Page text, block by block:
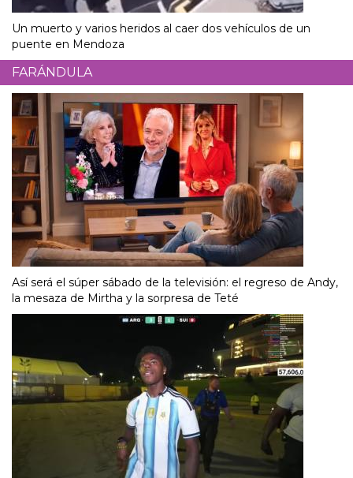
Un muerto y varios heridos al caer dos vehículos de un
puente en Mendoza
FARÁNDULA
Así será el súper sábado de la televisión: el regreso de Andy,
la mesaza de Mirtha y la sorpresa de Teté